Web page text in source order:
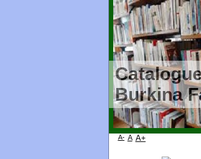
Burkina
A- A A+